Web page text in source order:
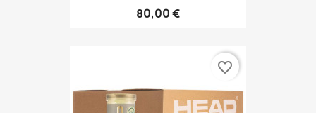
80,00 €
favorite_border